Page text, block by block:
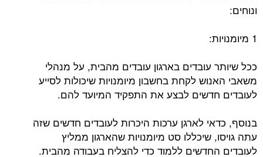
ונוחים:
1 מיומנויות:
ככל שיותר עובדים בארגון עובדים מהבית, על מנהלי
משאבי האנוש לקחת בחשבון מיומנויות שיכולות לסייע
לעובדים חדשים לבצע את התפקיד המיועד להם.
בנוסף, כדאי לארגן ערכות היכרות לעובדים חדשים שזה
עתה גויסו, שיכללו סט מיומנויות שהארגון ממליץ
לעובדים החדשים ללמוד כדי להצליח בעבודה מהבית.